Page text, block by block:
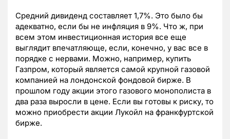
Средний дивиденд составляет 1,7%. Это было бы
адекватно, если бы не инфляция в 9%. Что ж, при
всем этом инвестиционная история все еще
выглядит впечатляюще, если, конечно, у вас все в
порядке с нервами. Можно, например, купить
Газпром, который является самой крупной газовой
компанией на лондонской фондовой бирже. В
прошлом году акции этого газового монополиста в
два раза выросли в цене. Если вы готовы к риску, то
можно приобрести акции Лукойл на франкфуртской
бирже.